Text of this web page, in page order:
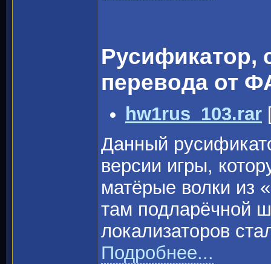
Русификатор,
перевода от
hw1rus_103.rar
Данный
версии игры,
матёрые волки из
там подларёчной
локализаторов
Подробнее...